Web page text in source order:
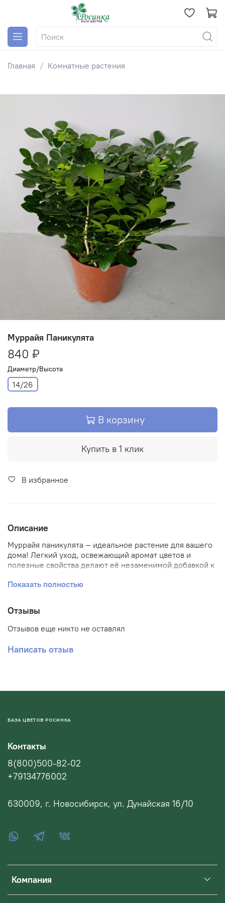
Главная Комнатные растения
Муррайя Паникулята
840 ₽
Диаметр/Высота
14/26
В корзину
Купить в 1 клик
В избранное
Описание
Муррайя паникулята — идеальное растение для вашего
дома! Легкий уход, освежающий аромат цветов и
полезные свойства делают её незаменимой добавкой к
Муррайю легко выращивать при минимальном уходе –
светлые места. Ароматные цветы наполняют дом
свежестью и позитивом, а плоды можно использовать
как натуральную приправу к блюдам. Создайте
гармонию природы у себя дома вместе с муррайей!
Показать полностью
Отзывы
Отзывов еще никто не оставлял
Написать отзыв
БАЗА ЦВЕТОВ РОСИНКА
Компания
Контакты
8(800)500-82-02
+79134776002
630009, г. Новосибирск, ул. Дунайская 16/10